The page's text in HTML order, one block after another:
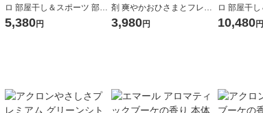
ロ 部屋干し＆スポーツ 部屋
干しでもさわやかな香り 詰
5,380円
剤 爽やかおひさまとフレッ
シュサボンの香り 詰め替え
3,980円
ロ 部屋干
干しでもさ
10,480円